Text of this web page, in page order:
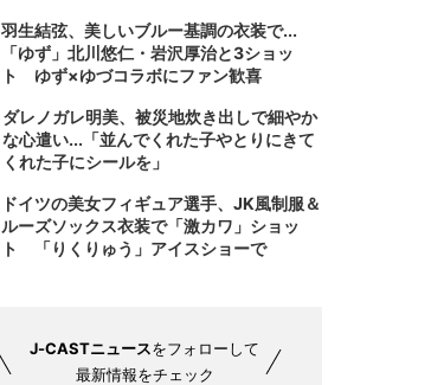
羽生結弦、美しいブルー基調の衣装で...
「ゆず」北川悠仁・岩沢厚治と3ショッ
ト ゆず×ゆづコラボにファン歓喜
ダレノガレ明美、被災地炊き出しで細やか
な心遣い...「並んでくれた子やとりにきて
くれた子にシールを」
ドイツの美女フィギュア選手、JK風制服＆
ルーズソックス衣装で「激カワ」ショッ
ト 「りくりゅう」アイスショーで
J-CASTニュースをフォローして
最新情報をチェック